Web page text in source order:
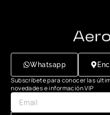
Whatsapp
Subscríbete para conocer las
novedades e información VIP